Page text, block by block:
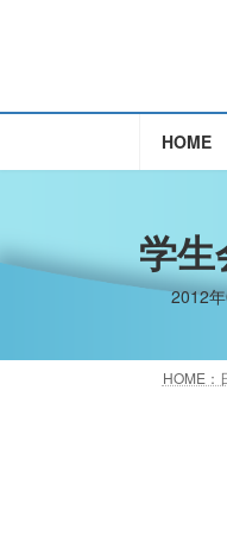
プ
動
HOME
学
2012
HOME：